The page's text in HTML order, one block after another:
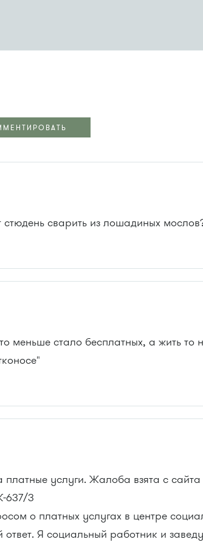
стюдень сварить из лошадиных
меньше стало бесплатных, а жить то
услуги. Жалоба взята с
637/3
о платных услугах в центре
ответ. Я социальный работник и